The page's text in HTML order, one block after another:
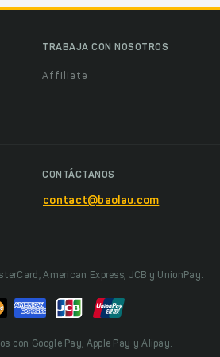
TRABAJA CON NOSOTROS
Affiliate
CONTÁCTANOS
contact@baolau.com
American Express, JCB y UnionPay.
con Google Pay, Apple Pay y Alipay.